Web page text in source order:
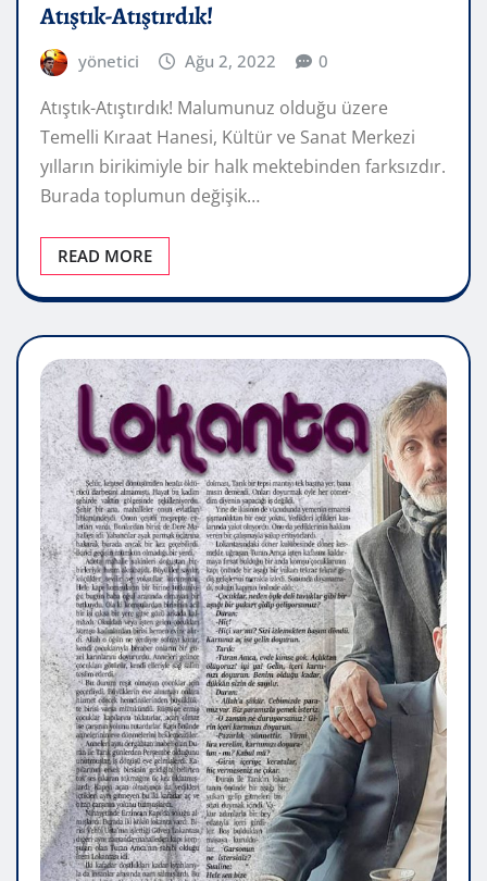
Atıştık-Atıştırdık!
yönetici Ağu 2, 2022 0
Atıştık-Atıştırdık! Malumunuz olduğu üzere
Temelli Kıraat Hanesi, Kültür ve Sanat Merkezi
yılların birikimiyle bir halk mektebinden farksızdır.
Burada toplumun değişik…
READ MORE